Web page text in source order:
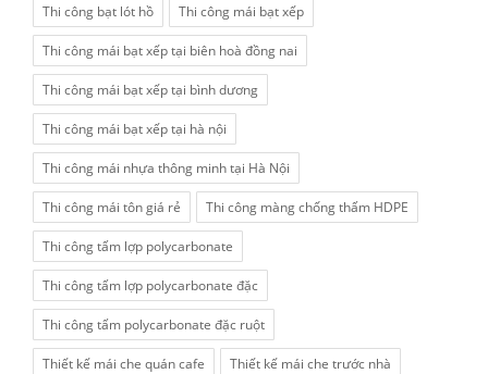
Thi công bạt lót hồ Thi công mái bạt xếp
Thi công mái bạt xếp tại biên hoà đồng nai
Thi công mái bạt xếp tại bình dương
Thi công mái bạt xếp tại hà nội
Thi công mái nhựa thông minh tại Hà Nội
Thi công mái tôn giá rẻ Thi công màng chống thấm HDPE
Thi công tấm lợp polycarbonate
Thi công tấm lợp polycarbonate đặc
Thi công tấm polycarbonate đặc ruột
Thiết kế mái che quán cafe Thiết kế mái che trước nhà